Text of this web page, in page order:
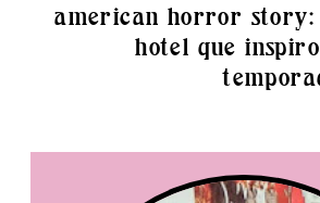
american horror story:
hotel que